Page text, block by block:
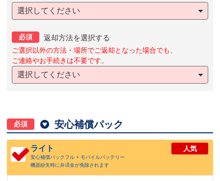
選択してください
必須 返却方法を選択する
ご選択以外の方法・場所でご返却となった場合でも、
ご連絡やお手続きは不要です。
選択してください
必須  安心補償パック
ライト
安心補償パックフル + モバイルバッテリー
機器紛失時に弁済金が免除されます
人気